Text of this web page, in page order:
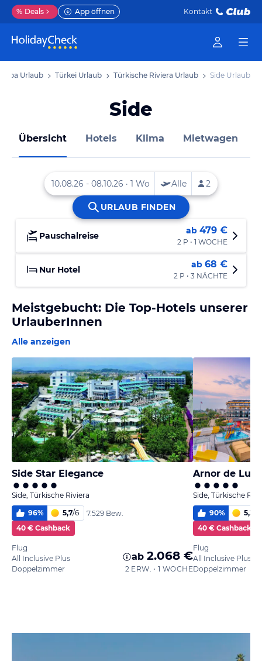
% Deals App öffnen Kontakt
Urlaub Türkei Urlaub Türkische Riviera Urlaub Side Urlaub
Side
Übersicht Hotels Klima Mietwagen
Pauschalreise ab 479 €
2 P • 1 WOCHE
Nur Hotel ab 68 €
2 P • 3 NÄCHTE
Meistgebucht: Die Top-Hotels unserer
UrlauberInnen
Alle anzeigen
Side Star Elegance
Side, Türkische Riviera
96% 5,7/6
7.529 Bew.
40 € Cashback
Flug
All Inclusive Plus
Doppelzimmer
ab 2.068 €
2 ERW. • 1 WOCHE
Arnor de
Side, Türkische
90% 5,3
40 € Cashback
Flug
All Inclusive Plus
Doppelzimmer